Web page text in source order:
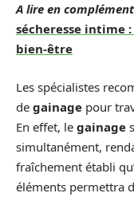
A lire en
sécheresse intime
bien-être
Les spécialistes
de gainage pour
En effet, le gainage
simultanément,
fraîchement établi
éléments permettra